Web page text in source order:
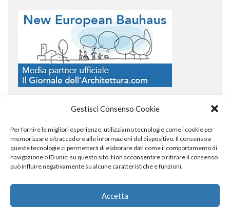
Gestisci Consenso Cookie
Per fornire le migliori esperienze, utilizziamo tecnologie come i cookie per
memorizzare e/o accedere alle informazioni del dispositivo. Il consenso a
queste tecnologie ci permetterà di elaborare dati come il comportamento di
navigazione o ID unici su questo sito. Non acconsentire o ritirare il consenso
può influire negativamente su alcune caratteristiche e funzioni.
Accetta
COPYRIGHT
© TheArchitecturalPost 2024
SOCIAL NETWORK